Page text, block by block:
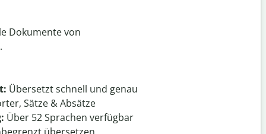
Dokumente von
Übersetzt schnell und genau
Sätze & Absätze
Über 52Sprachen verfügbar